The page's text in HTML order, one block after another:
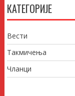
КАТЕГОРИЈЕ
Вести
Такмичења
Чланци